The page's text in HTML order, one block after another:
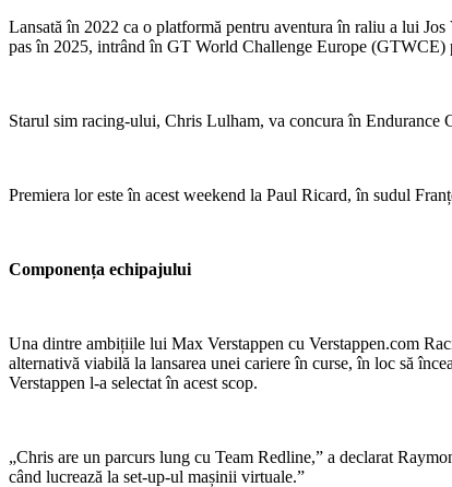
Lansată în 2022 ca o platformă pentru aventura în raliu a lui
pas în 2025, intrând în GT World Challenge Europe (GTWCE)
Starul sim racing-ului, Chris Lulham, va concura în
Premiera lor este în acest weekend la Paul Ricard, în sudul
Componența echipajului
Una dintre ambițiile lui Max Verstappen cu Verstappen.com
alternativă viabilă la lansarea unei cariere în curse, în loc să
Verstappen l-a selectat în acest scop.
„Chris are un parcurs lung cu Team Redline,” a declarat
când lucrează la set-up-ul mașinii virtuale.”